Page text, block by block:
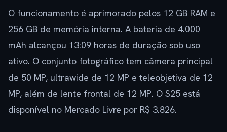
O funcionamento é aprimorado pelos 12 GB RAM e
256 GB de memória interna. A bateria de 4.000
mAh alcançou 13:09 horas de duração sob uso
ativo. O conjunto fotográfico tem câmera principal
de 50 MP, ultrawide de 12 MP e teleobjetiva de 12
MP, além de lente frontal de 12 MP. O S25 está
disponível no Mercado Livre por R$ 3.826.